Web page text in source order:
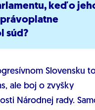
keď o
súd?
Slovensku
ale boj o zvyšky
Národnej rady.